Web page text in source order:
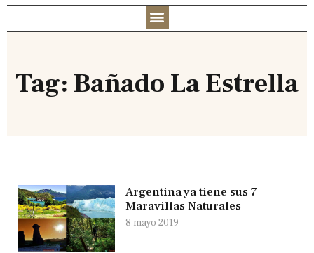
Tag: Bañado La Estrella
Argentina ya tiene sus 7
Maravillas Naturales
8 mayo 2019